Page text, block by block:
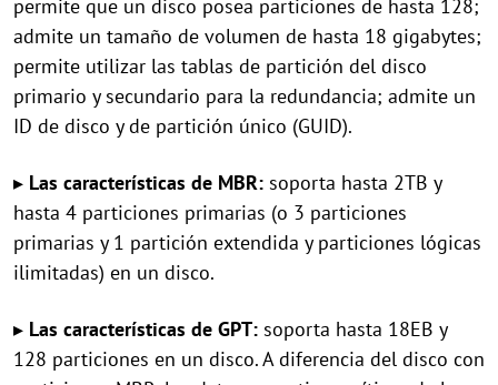
permite que un disco posea particiones de hasta 128;
admite un tamaño de volumen de hasta 18 gigabytes;
permite utilizar las tablas de partición del disco
primario y secundario para la redundancia; admite un
ID de disco y de partición único (GUID).
▸ Las características de MBR: soporta hasta 2TB y
hasta 4 particiones primarias (o 3 particiones
primarias y 1 partición extendida y particiones lógicas
ilimitadas) en un disco.
▸ Las características de GPT: soporta hasta 18EB y
128 particiones en un disco. A diferencia del disco con